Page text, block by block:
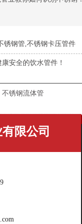
锈钢管,不锈钢卡压管件
安全的饮水管件！
不锈钢流体管
限公司